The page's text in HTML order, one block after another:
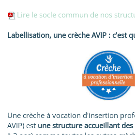
Lire le socle commun de nos
Labellisation, une crèche AVIP : c’est
Une crèche à vocation d'insertion
AVIP) est une structure accueillant